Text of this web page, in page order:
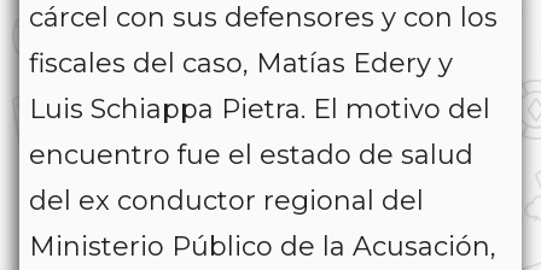
cárcel con sus defensores y con los
fiscales del caso, Matías Edery y
Luis Schiappa Pietra. El motivo del
encuentro fue el estado de salud
del ex conductor regional del
Ministerio Público de la Acusación,